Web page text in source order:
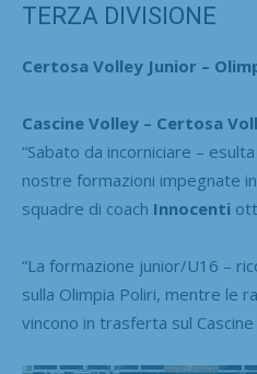
TERZA DIVISIONE
Certosa Volley Junior –
Cascine Volley – Certosa
“Sabato da incorniciare –
nostre formazioni impegnate
squadre di coach Innocenti
“La formazione junior/U16 –
sulla Olimpia Poliri, mentre le
vincono in trasferta sul Cascine